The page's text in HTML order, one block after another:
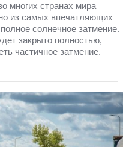
многих странах мира
из самых впечатляющих
солнечное затмение.
закрыто полностью,
частичное затмение.